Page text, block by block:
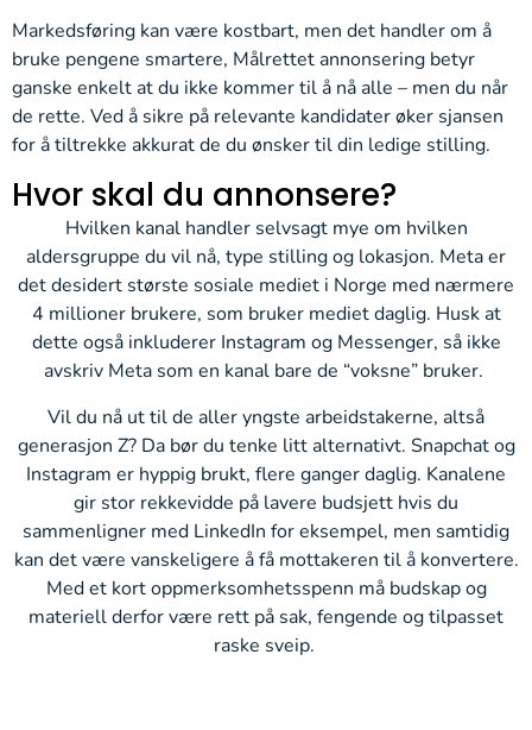
Markedsføring kan være kostbart, men det handler om å
bruke pengene smartere, Målrettet annonsering betyr
ganske enkelt at du ikke kommer til å nå alle – men du når
de rette. Ved å sikre på relevante kandidater øker sjansen
for å tiltrekke akkurat de du ønsker til din ledige stilling.
Hvor skal du annonsere?
Hvilken kanal handler selvsagt mye om hvilken
aldersgruppe du vil nå, type stilling og lokasjon. Meta er
det desidert største sosiale mediet i Norge med nærmere
4 millioner brukere, som bruker mediet daglig. Husk at
dette også inkluderer Instagram og Messenger, så ikke
avskriv Meta som en kanal bare de “voksne” bruker.
Vil du nå ut til de aller yngste arbeidstakerne, altså
generasjon Z? Da bør du tenke litt alternativt. Snapchat og
Instagram er hyppig brukt, flere ganger daglig. Kanalene
gir stor rekkevidde på lavere budsjett hvis du
sammenligner med LinkedIn for eksempel, men samtidig
kan det være vanskeligere å få mottakeren til å konvertere.
Med et kort oppmerksomhetsspenn må budskap og
materiell derfor være rett på sak, fengende og tilpasset
raske sveip.